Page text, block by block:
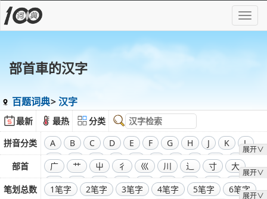
部首車的汉字
百题词典 汉字
最新 最热
分类
拼音分类
展开∨
A B C D E F G H J K
L
M
N O P Q R S T W
X
Y
Z
部首
展开∨
广 艹 屮 彳 巛 川 辶 寸
大
飞
干 工 弓 廾 囗 己 彐
彑
笔划总数
展开∨
1笔字 2笔字 3笔字 4笔字 5笔字
6笔字